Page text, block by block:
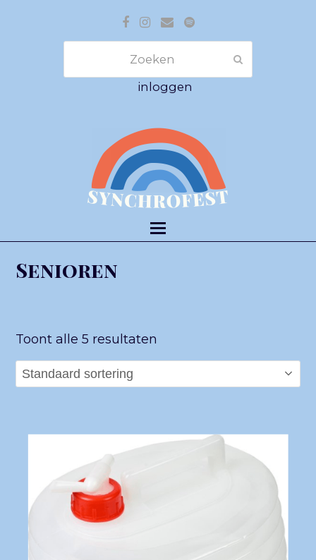
Facebook
Instagram
E-
mail
Spotify
inloggen
Senioren
Toont alle 5 resultaten